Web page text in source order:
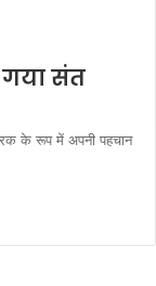
गया संत
के रूप में अपनी पहचान